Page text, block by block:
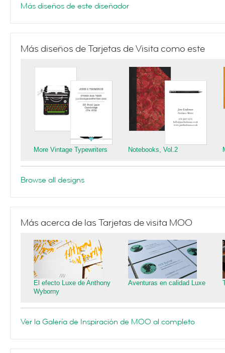
Más diseños de este diseñador
Más diseños de Tarjetas de Visita como este
More Vintage Typewriters Notebooks, Vol.2
Browse all designs
Más acerca de las Tarjetas de visita MOO
El efecto Luxe de Anthony
Wyborny
Aventuras en calidad Luxe
Ver la Galería de Inspiración de MOO al completo